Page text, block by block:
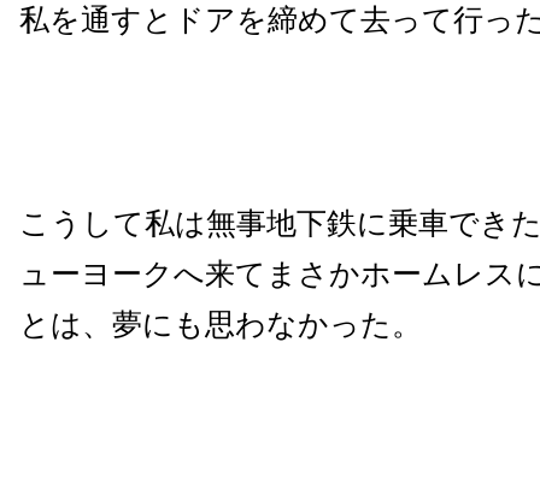
私を通すとドアを締めて去って行っ
こうして私は無事地下鉄に乗車でき
ューヨークへ来てまさかホームレス
とは、夢にも思わなかった。